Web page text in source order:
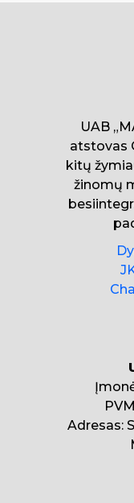
UAB
atstovas
kitų
žinomų
Adresas: